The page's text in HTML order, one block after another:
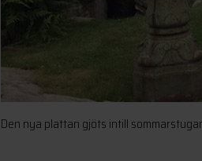
Den nya plattan gjöts intill